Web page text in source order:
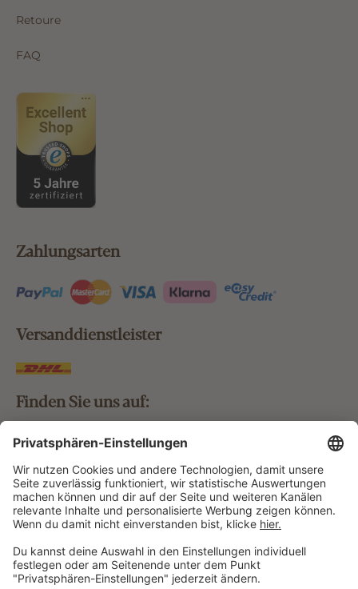
Retoure
FAQ
Zahlungsarten
Versanddienstleister
Finden Sie uns auf:
Bestellung widerrufen
Vertrag widerrufen